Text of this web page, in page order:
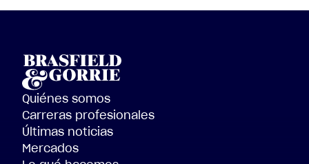
Quiénes somos
Carreras profesionales
Últimas noticias
Mercados